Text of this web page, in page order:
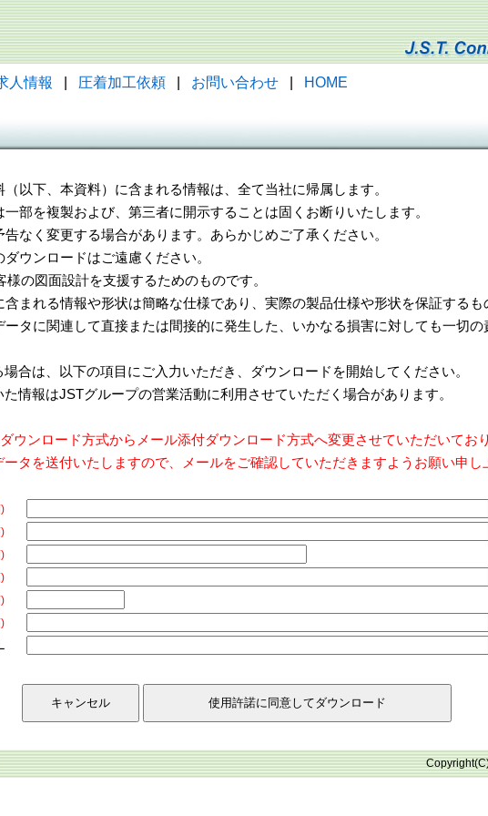
人情報 圧着加工依頼 お問い合わせ HOME
以下、本資料）に含まれる情報は、全て当社に帰属します。
部を複製および、第三者に開示することは固くお断りいたします。
なく変更する場合があります。あらかじめご了承ください。
ウンロードはご遠慮ください。
の図面設計を支援するためのものです。
まれる情報や形状は簡略な仕様であり、実際の製品仕様や形状を保証するも
タに関連して直接または間接的に発生した、いかなる損害に対しても一切の
合は、以下の項目にご入力いただき、ダウンロードを開始してください。
情報はJSTグループの営業活動に利用させていただく場合があります。
ウンロード方式からメール添付ダウンロード方式へ変更させていただいており
ータを送付いたしますので、メールをご確認していただきますようお願い申し